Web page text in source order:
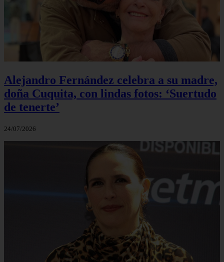
Alejandro Fernández celebra a su madre,
doña Cuquita, con lindas fotos: ‘Suertudo
de tenerte’
24/07/2026